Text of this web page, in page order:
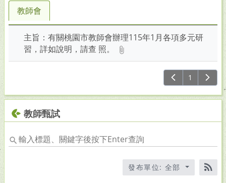
詢
教師會
主旨：有關桃園市教師會辦理115年1月各項多元研
習，詳如說明，請查 照。
1
教師甄試
入
標
發布單位: 全部
RSS